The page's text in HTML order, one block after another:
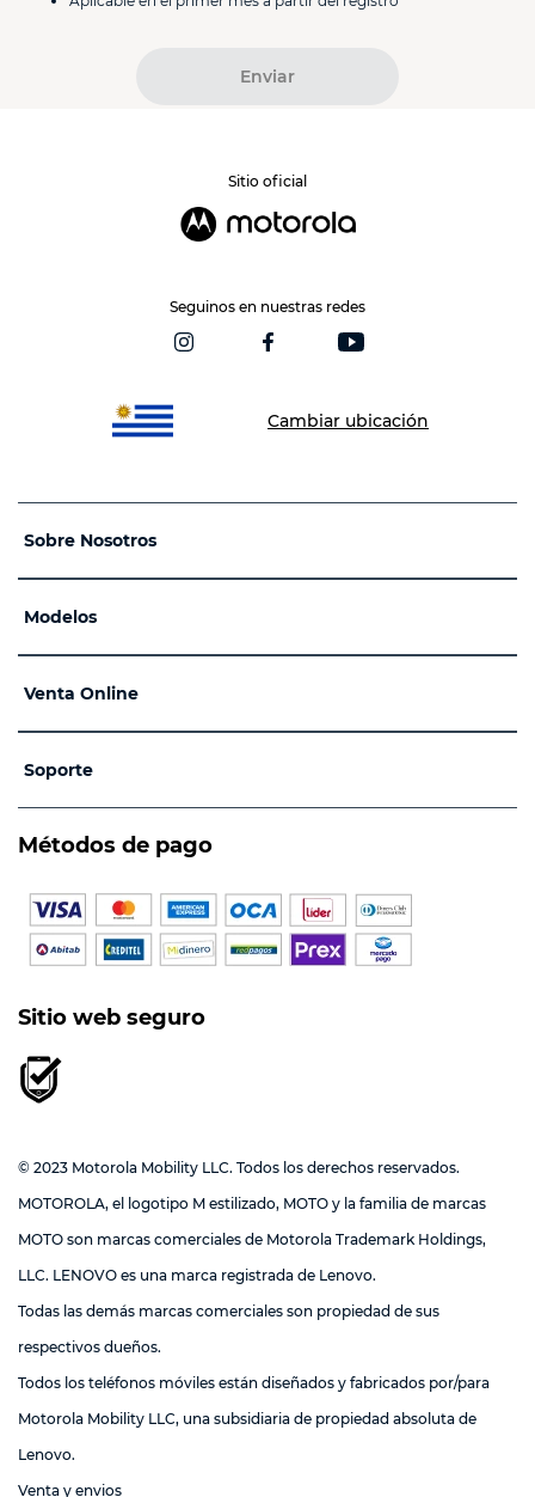
Enviar
Sitio oficial
Seguinos en nuestras redes
Cambiar ubicación
Sobre Nosotros
Modelos
Venta Online
Soporte
Métodos de pago
Sitio web seguro
© 2023 Motorola Mobility LLC. Todos los derechos reservados.
MOTOROLA, el logotipo M estilizado, MOTO y la familia de marcas
MOTO son marcas comerciales de Motorola Trademark Holdings,
LLC. LENOVO es una marca registrada de Lenovo.
Todas las demás marcas comerciales son propiedad de sus
respectivos dueños.
Todos los teléfonos móviles están diseñados y fabricados por/para
Motorola Mobility LLC, una subsidiaria de propiedad absoluta de
Lenovo.
Venta y envios